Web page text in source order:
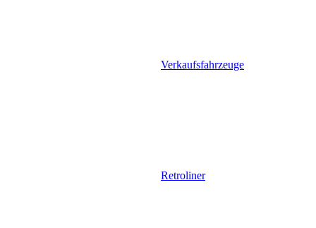
Verkaufsfahrzeuge
Retroliner